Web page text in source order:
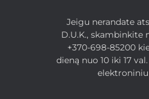
Jeigu nerandate
D.U.K., skambinkite
+370-698-85200
dieną nuo 10 iki 17